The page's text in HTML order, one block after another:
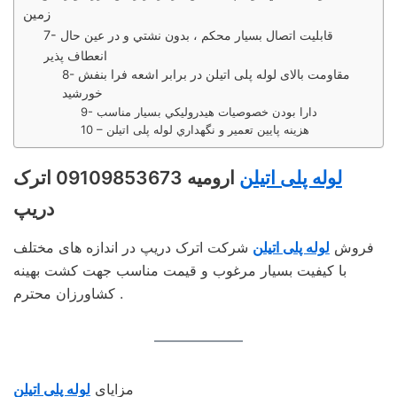
زمين
7- قابليت اتصال بسيار محكم ، بدون نشتي و در عين حال
انعطاف پذير
8- مقاومت بالای لوله پلی اتیلن در برابر اشعه فرا بنفش
خورشيد
9- دارا بودن خصوصيات هيدروليكي بسيار مناسب
10 – هزينه پايين تعمير و نگهداري لوله پلی اتیلن
لوله پلی اتیلن
ارومیه 09109853673 اترک
دریپ
فروش لوله پلی اتیلن شرکت اترک دریپ در اندازه های مختلف
با کیفیت بسیار مرغوب و قیمت مناسب جهت کشت بهینه
کشاورزان محترم .
مزايای لوله پلی اتيلن